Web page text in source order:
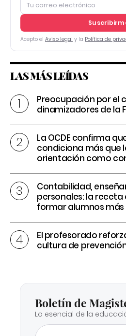
Acepto el Aviso legal y la Política de
LAS MÁS LEÍDAS
Preocupación por el
dinamizadores de la
La OCDE confirma
condiciona más que
orientación como
Contabilidad,
personales: la
formar alumnos
El profesorado
cultura de
Boletín de
Lo esencial de la